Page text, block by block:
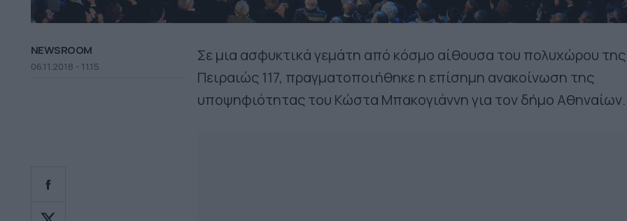
NEWSROOM
06.11.2018 - 11.15
Σε μια ασφυκτικά γεμάτη από κόσμο αίθουσα του πολυχώρου της
Πειραιώς 117, πραγματοποιήθηκε η επίσημη ανακοίνωση της
υποψηφιότητας του Κώστα Μπακογιάννη για τον δήμο Αθηναίων.